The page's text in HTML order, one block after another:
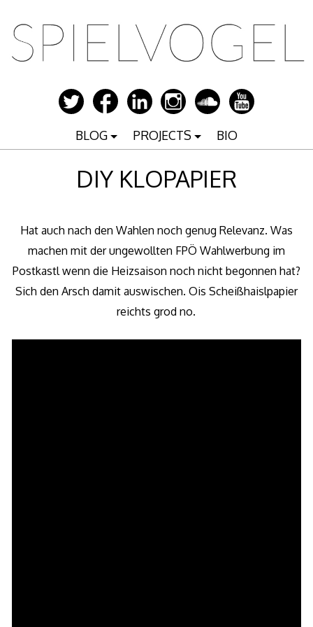
Inhalt
springen
BLOG PROJECTS BIO
DIY KLOPAPIER
Hat auch nach den Wahlen noch genug Relevanz. Was
machen mit der ungewollten FPÖ Wahlwerbung im
Postkastl wenn die Heizsaison noch nicht begonnen hat?
Sich den Arsch damit auswischen. Ois Scheißhaislpapier
reichts grod no.